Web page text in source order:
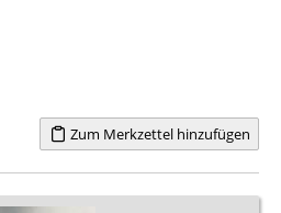
Zum Merkzettel hinzufügen